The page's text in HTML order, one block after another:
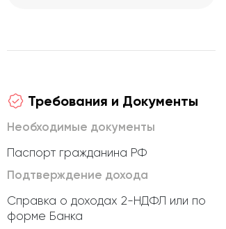
Требования и Документы
Необходимые документы
Паспорт гражданина РФ
Подтверждение дохода
Справка о доходах 2-НДФЛ или по
форме Банка